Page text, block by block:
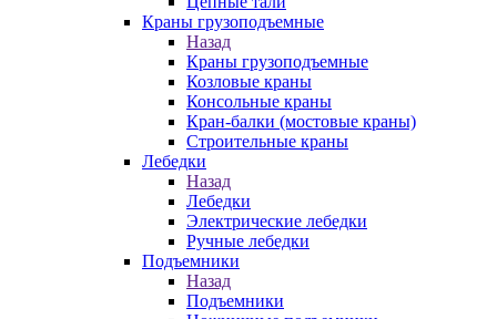
Краны грузоподъемные
Назад
Краны грузоподъемные
Козловые краны
Консольные краны
Кран-балки (мостовые краны)
Строительные краны
Лебедки
Назад
Лебедки
Электрические лебедки
Ручные лебедки
Подъемники
Назад
Подъемники